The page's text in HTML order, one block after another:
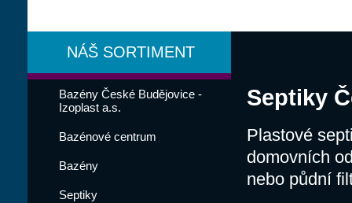
NÁŠ SORTIMENT
Bazény České Budějovice -
Izoplast a.s.
Bazénové centrum
Bazény
Septiky
Septiky
Plastové
domovních
nebo půdní